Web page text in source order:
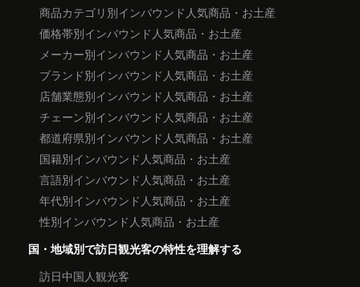
商品カテゴリ別インバウンド人気商品・お土産
価格帯別インバウンド人気商品・お土産
メーカー別インバウンド人気商品・お土産
ブランド別インバウンド人気商品・お土産
店舗業態別インバウンド人気商品・お土産
チェーン別インバウンド人気商品・お土産
都道府県別インバウンド人気商品・お土産
国籍別インバウンド人気商品・お土産
言語別インバウンド人気商品・お土産
年代別インバウンド人気商品・お土産
性別インバウンド人気商品・お土産
国・地域別で訪日観光客の特性を理解する
訪日中国人観光客